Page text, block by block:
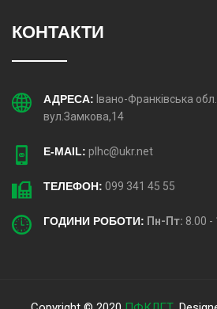
КОНТАКТИ
АДРЕСА: Івано-Франківська
вул.Замкова,14
E-MAIL: plhc@ukr.net
ТЕЛЕФОН: 099 341 45 55
ГОДИНИ РОБОТИ: Пн-Пт: 8.00 -